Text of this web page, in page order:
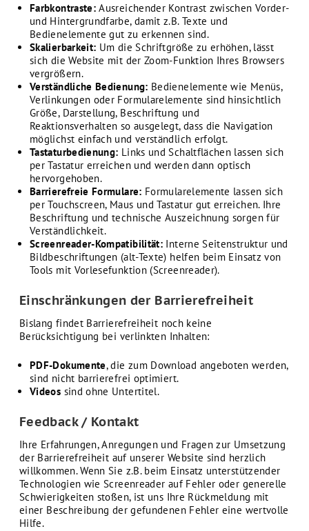
Farbkontraste: Ausreichender Kontrast zwischen Vorder-
und Hintergrundfarbe, damit z.B. Texte und
Bedienelemente gut zu erkennen sind.
Skalierbarkeit: Um die Schriftgröße zu erhöhen, lässt
sich die Website mit der Zoom-Funktion Ihres Browsers
vergrößern.
Verständliche Bedienung: Bedienelemente wie Menüs,
Verlinkungen oder Formularelemente sind hinsichtlich
Größe, Darstellung, Beschriftung und
Reaktionsverhalten so ausgelegt, dass die Navigation
möglichst einfach und verständlich erfolgt.
Tastaturbedienung: Links und Schaltflächen lassen sich
per Tastatur erreichen und werden dann optisch
hervorgehoben.
Barrierefreie Formulare: Formularelemente lassen sich
per Touchscreen, Maus und Tastatur gut erreichen. Ihre
Beschriftung und technische Auszeichnung sorgen für
Verständlichkeit.
Screenreader-Kompatibilität: Interne Seitenstruktur und
Bildbeschriftungen (alt-Texte) helfen beim Einsatz von
Tools mit Vorlesefunktion (Screenreader).
Einschränkungen der Barrierefreiheit
Bislang findet Barrierefreiheit noch keine
Berücksichtigung bei verlinkten Inhalten:
PDF-Dokumente, die zum Download angeboten werden,
sind nicht barrierefrei optimiert.
Videos sind ohne Untertitel.
Feedback / Kontakt
Ihre Erfahrungen, Anregungen und Fragen zur Umsetzung
der Barrierefreiheit auf unserer Website sind herzlich
willkommen. Wenn Sie z.B. beim Einsatz unterstützender
Technologien wie Screenreader auf Fehler oder generelle
Schwierigkeiten stoßen, ist uns Ihre Rückmeldung mit
einer Beschreibung der gefundenen Fehler eine wertvolle
Hilfe.